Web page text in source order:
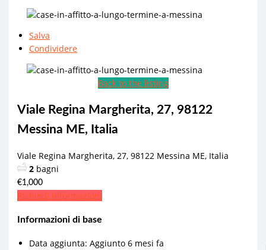
Salva
Condividere
Back to the listing
Viale Regina Margherita, 27, 98122
Messina ME, Italia
Viale Regina Margherita, 27, 98122 Messina ME, Italia
2 bagni
€1,000
Richiedi informazioni
Informazioni di base
Data aggiunta: Aggiunto 6 mesi fa